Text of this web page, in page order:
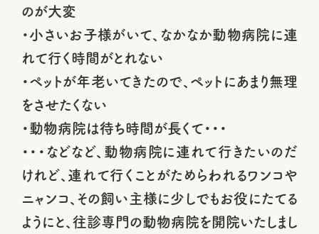
のが大変
・小さいお子様がいて、なかなか動物病院に連
れて行く時間がとれない
・ペットが年老いてきたので、ペットにあまり無理
をさせたくない
・動物病院は待ち時間が長くて・・・
・・・などなど、動物病院に連れて行きたいのだ
けれど、連れて行くことがためらわれるワンコや
ニャンコ、その飼い主様に少しでもお役にたてる
ようにと、往診専門の動物病院を開院いたしまし